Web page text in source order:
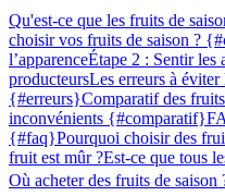
Qu'est-ce que les fruits de
choisir vos fruits de saison ?
l’apparenceÉtape 2 : Sentir les
producteursLes erreurs à
{#erreurs}Comparatif des
inconvénients {#comparatif}
{#faq}Pourquoi choisir des
fruit est mûr ?Est-ce que tous
Où acheter des fruits de saison